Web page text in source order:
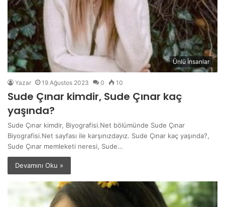
Ünlü İnsanlar
Yazar 19 Ağustos 2023 0 10
Sude Çınar kimdir, Sude Çınar kaç
yaşında?
Sude Çınar kimdir, Biyografisi.Net bölümünde Sude Çınar
Biyografisi.Net sayfası ile karşınızdayız. Sude Çınar kaç yaşında?,
Sude Çınar memleketi neresi, Sude…
Devamını Oku »